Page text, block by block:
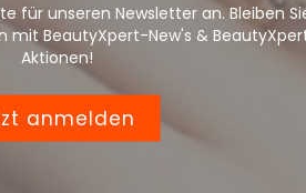
für unseren Newsletter an. Bleiben
mit BeautyXpert-New's &
Aktionen!
anmelden